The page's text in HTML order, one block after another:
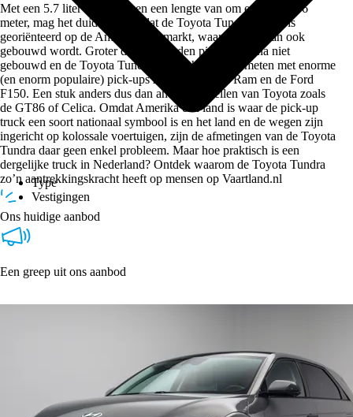
Type
Vestigingen
Met een 5.7 liter V8 motor en een lengte van om en nabij de 6
meter, mag het duidelijk zijn dat de Toyota Tundra vooral is
georiënteerd op de Amerikaanse markt, waar de auto dan ook
gebouwd wordt. Groter dan dit worden pick-ups bijna niet
gebouwd en de Toyota Tundra kan zich dan ook meten met enorme
(en enorm populaire) pick-ups zoals de Dodge Ram en de Ford
F150. Een stuk anders dus dan andere modellen van Toyota zoals
de GT86 of Celica. Omdat Amerika een land is waar de pick-up
truck een soort nationaal symbool is en het land en de wegen zijn
ingericht op kolossale voertuigen, zijn de afmetingen van de Toyota
Tundra daar geen enkel probleem. Maar hoe praktisch is een
dergelijke truck in Nederland? Ontdek waarom de Toyota Tundra
zo’n aantrekkingskracht heeft op mensen op Vaartland.nl
Ons huidige aanbod
Een greep uit ons aanbod